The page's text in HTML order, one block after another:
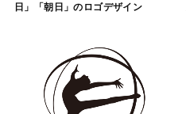
日」「朝日」のロゴデザイン